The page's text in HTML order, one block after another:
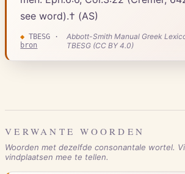
see word).† (AS)
◆ TBESG ·
bron
Abbott-Smith Manual Greek
TBESG (CC BY 4.0)
VERWANTE WOORDEN
Woorden met dezelfde consonantale wortel.
vindplaatsen mee te tellen.